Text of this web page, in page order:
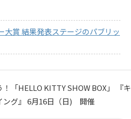
大賞 結果発表ステージのパブリッ
「HELLO KITTY SHOW BOX」 『キ
ング』 6月16日（日) 開催